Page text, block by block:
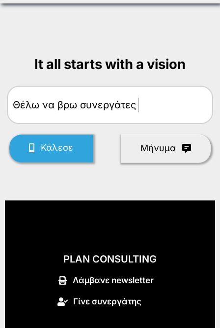
It all starts with a vision
Θέλω
Κάλεσε Mήνυμα
PLAN CONSULTING
Λάμβανε newsletter
Γίνε συνεργάτης